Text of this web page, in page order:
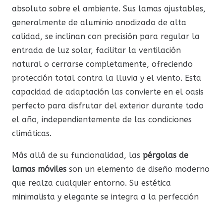
absoluto sobre el ambiente. Sus lamas ajustables,
generalmente de aluminio anodizado de alta
calidad, se inclinan con precisión para regular la
entrada de luz solar, facilitar la ventilación
natural o cerrarse completamente, ofreciendo
protección total contra la lluvia y el viento. Esta
capacidad de adaptación las convierte en el oasis
perfecto para disfrutar del exterior durante todo
el año, independientemente de las condiciones
climáticas.
Más allá de su funcionalidad, las pérgolas de
lamas móviles son un elemento de diseño moderno
que realza cualquier entorno. Su estética
minimalista y elegante se integra a la perfección